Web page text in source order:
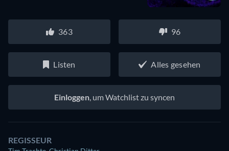
363 96
Listen Alles gesehen
Einloggen, um Watchlist zu syncen
REGISSEUR